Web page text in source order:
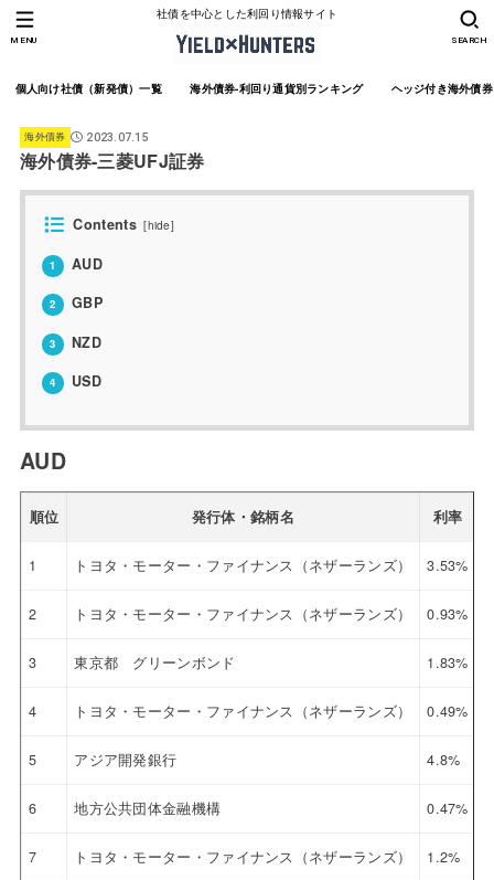
社債を中心とした利回り情報サイト
個人向け社債（新発債）一覧 海外債券-利回り通貨別ランキング ヘッジ付き海外債
SEARCH
MENU
海外債券 2023.07.15
海外債券-三菱UFJ証券
Contents [hide]
1 AUD
2 GBP
3 NZD
4 USD
AUD
順位 発行体・銘柄名 利率
1 トヨタ・モーター・ファイナンス（ネザーランズ） 3.53%
2 トヨタ・モーター・ファイナンス（ネザーランズ） 0.93%
3 東京都 グリーンボンド 1.83%
4 トヨタ・モーター・ファイナンス（ネザーランズ） 0.49%
5 アジア開発銀行 4.8%
6 地方公共団体金融機構 0.47%
7 トヨタ・モーター・ファイナンス（ネザーランズ） 1.2%